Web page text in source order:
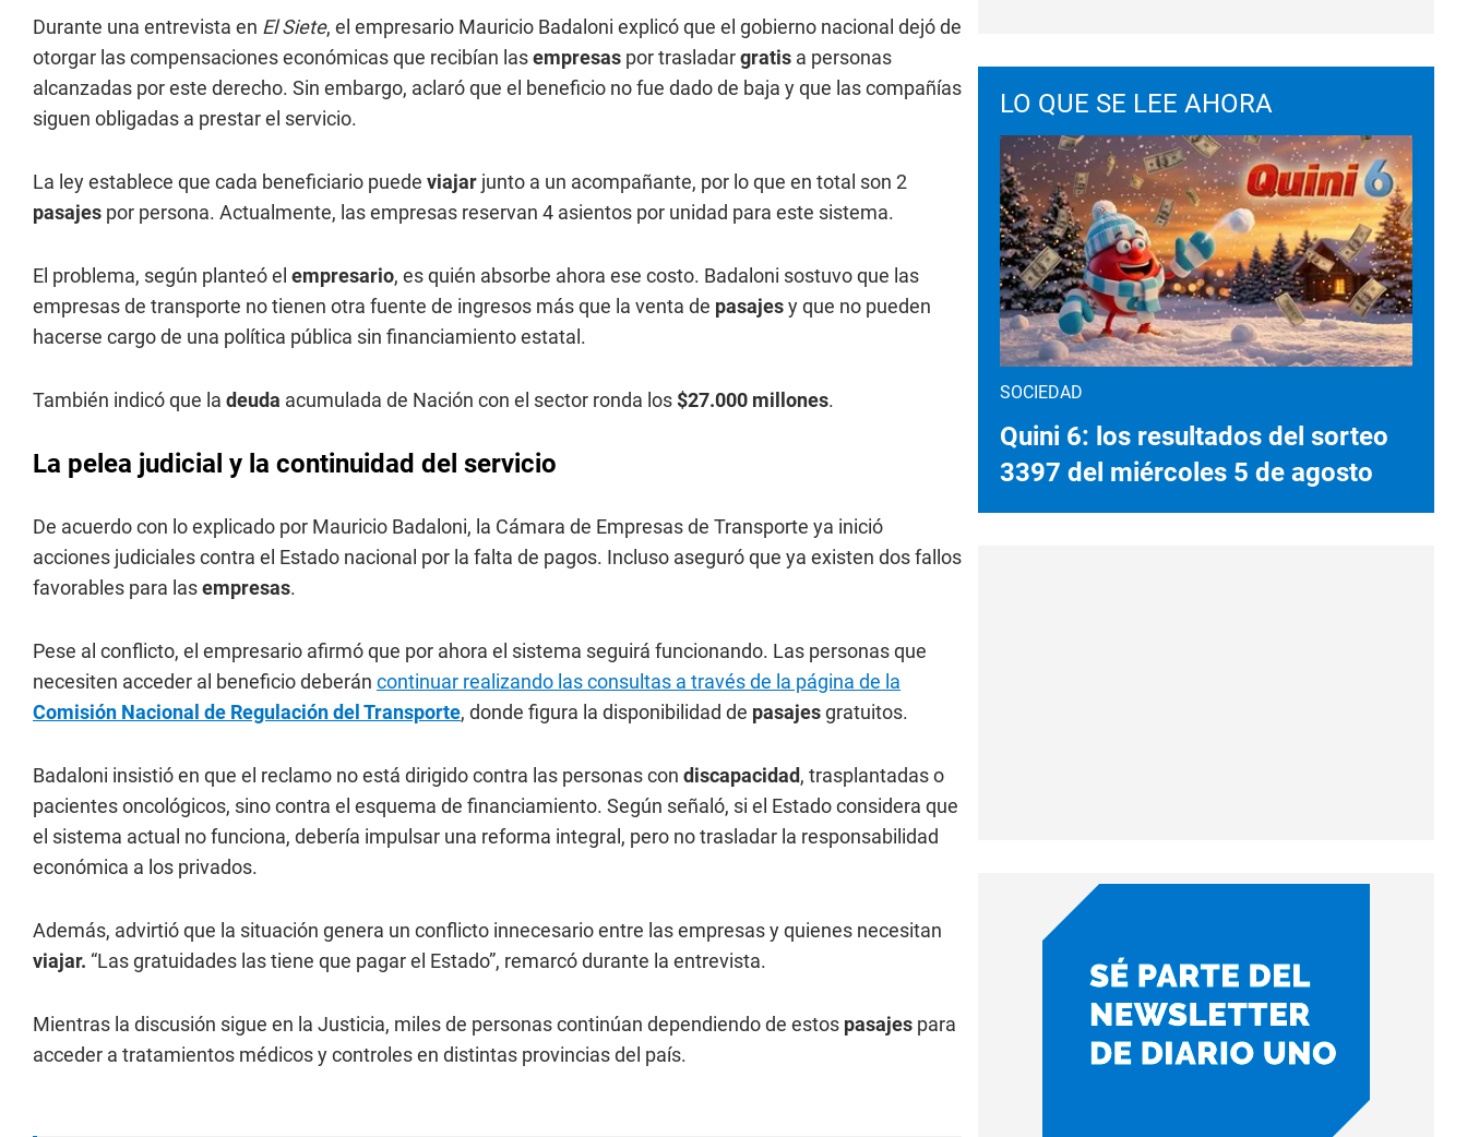
Durante una entrevista en El Siete, el empresario Mauricio Badaloni explicó que el gobierno nacional dejó de
otorgar las compensaciones económicas que recibían lasempresas por trasladargratis a personas
alcanzadas por este derecho. Sin embargo, aclaró que el beneficio no fue dado de baja y que las compañías
siguen obligadas a prestar el servicio.
La ley establece que cada beneficiario puede viajar junto a un acompañante, por lo que en total son 2
pasajes por persona. Actualmente, las empresas reservan 4 asientos por unidad para este sistema.
El problema, según planteó el empresario, es quién absorbe ahora ese costo. Badaloni sostuvo que las
empresas de transporte no tienen otra fuente de ingresos más que la venta de pasajesy que no pueden
hacerse cargo de una política pública sin financiamiento estatal.
También indicó que la deuda acumulada de Nación con el sector ronda los $27.000 millones.
La pelea judicial y la continuidad del servicio
De acuerdo con lo explicado por Mauricio Badaloni, la Cámara de Empresas de Transporte ya inició
acciones judiciales contra el Estado nacional por la falta de pagos. Incluso aseguró que ya existen dos fallos
favorables para lasempresas.
Pese al conflicto, el empresario afirmó que por ahora el sistema seguirá funcionando. Las personas que
necesiten acceder al beneficio deberán continuar realizando las consultas a través de la página de la
Comisión Nacional de Regulación del Transporte, donde figura la disponibilidad de pasajesgratuitos.
Badaloni insistió en que el reclamo no está dirigido contra las personas con discapacidad, trasplantadas o
pacientes oncológicos, sino contra el esquema de financiamiento. Según señaló, si el Estado considera que
el sistema actual no funciona, debería impulsar una reforma integral, pero no trasladar la responsabilidad
económica a los privados.
Además, advirtió que la situación genera un conflicto innecesario entre las empresas y quienes necesitan
viajar. “Las gratuidades las tiene que pagar el Estado”, remarcó durante la entrevista.
Mientras la discusión sigue en la Justicia, miles de personas continúan dependiendo de estos pasajes para
acceder a tratamientos médicos y controles en distintas provincias del país.
LO QUE SE LEE AHORA
SOCIEDAD
Quini 6: los resultados del sorteo
3397 del miércoles 5 de agosto